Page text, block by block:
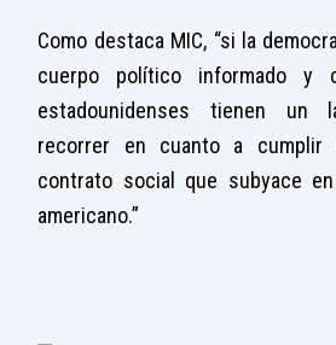
Como destaca MIC, “si la
cuerpo político informado y
estadounidenses tienen un
recorrer en cuanto a
contrato social que subyace
americano.”